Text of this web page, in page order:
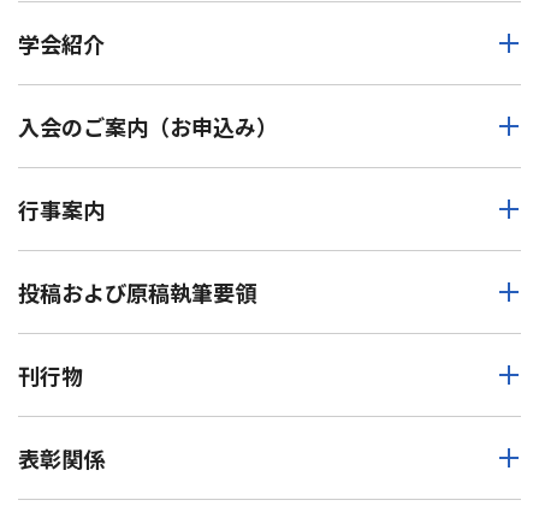
学会紹介
入会のご案内（お申込み）
行事案内
投稿および原稿執筆要領
刊行物
表彰関係